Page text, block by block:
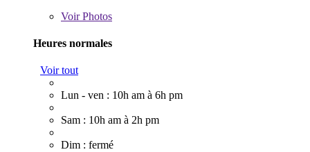
VoirPhotos
Heures normales
Voir tout
Lun - ven : 10h am à 6h pm
Sam : 10h am à 2h pm
Dim : fermé